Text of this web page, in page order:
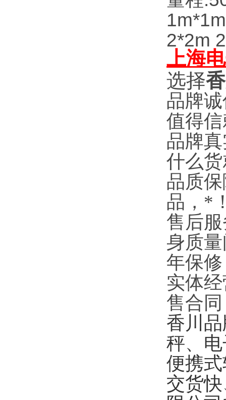
2*2m
上海
选择
品牌诚
值得
品牌
什么
品质
品，*
售后
身质
年保
实体
售合
香川
秤、
便携
交货